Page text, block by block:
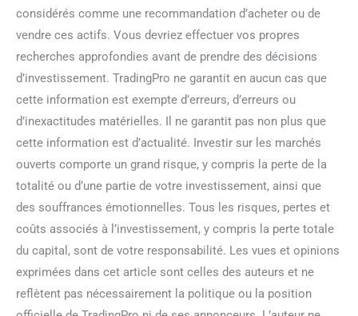
considérés comme une recommandation d’acheter ou de
vendre ces actifs. Vous devriez effectuer vos propres
recherches approfondies avant de prendre des décisions
d’investissement. TradingPro ne garantit en aucun cas que
cette information est exempte d’erreurs, d’erreurs ou
d’inexactitudes matérielles. Il ne garantit pas non plus que
cette information est d’actualité. Investir sur les marchés
ouverts comporte un grand risque, y compris la perte de la
totalité ou d’une partie de votre investissement, ainsi que
des souffrances émotionnelles. Tous les risques, pertes et
coûts associés à l’investissement, y compris la perte totale
du capital, sont de votre responsabilité. Les vues et opinions
exprimées dans cet article sont celles des auteurs et ne
reflètent pas nécessairement la politique ou la position